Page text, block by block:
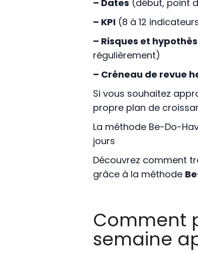
– Dates (début, point
– KPI(8 à 12
– Risques et
régulièrement)
– Créneau de revue
Si vous souhaitez
propre plan de
La méthode Be-Do-
jours
Découvrez comment
grâce à la méthode
Comment
semaine